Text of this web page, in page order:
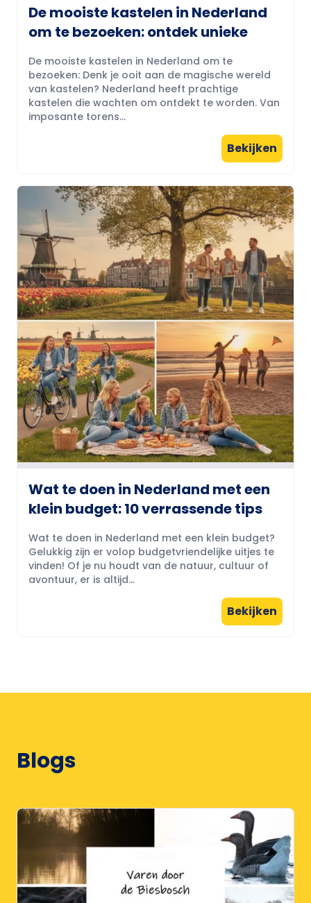
De mooiste kastelen in Nederland
om te bezoeken: ontdek unieke
De mooiste kastelen in Nederland om te
bezoeken: Denk je ooit aan de magische wereld
van kastelen? Nederland heeft prachtige
kastelen die wachten om ontdekt te worden. Van
imposante torens...
Bekijken
Wat te doen in Nederland met een
klein budget: 10 verrassende tips
Wat te doen in Nederland met een klein budget?
Gelukkig zijn er volop budgetvriendelijke uitjes te
vinden! Of je nu houdt van de natuur, cultuur of
avontuur, er is altijd...
Bekijken
Blogs